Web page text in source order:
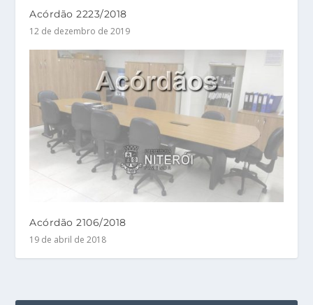
Acórdão 2223/2018
12 de dezembro de 2019
Acórdão 2106/2018
19 de abril de 2018